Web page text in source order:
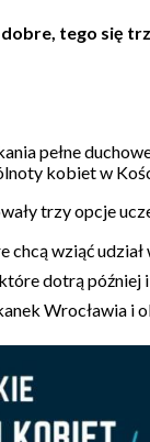
tego się
pełne
kobiet w
trzy opcje
chcą wziąć
dotrą później
Wrocławia i